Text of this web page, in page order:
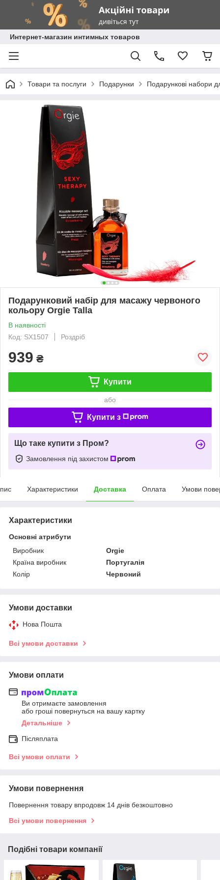
Интернет-магазин интимных товаров
Товари та послуги Подарунки Подарункові набори
Подарунковий набір для масажу червоного
кольору Orgie Talla
В наявності
Код: SX1507
Роздріб
939 ₴
Купити
або
Купити з
Що таке купити з Пром?
Замовлення під захистом
Характеристики Доставка Оплата Умови
Характеристики
Основні атрибути
Виробник
Orgie
Країна виробник
Португалія
Колір
Червоний
Умови доставки
Нова Пошта
Всі умови доставки
Умови оплати
Ви отримаєте замовлення
або гроші повернуться на вашу картку
Детальніше
Післяплата
Всі умови оплати
Умови повернення
Повернення товару впродовж 14 днів безкоштовно
Всі умови повернення
Подібні товари компанії